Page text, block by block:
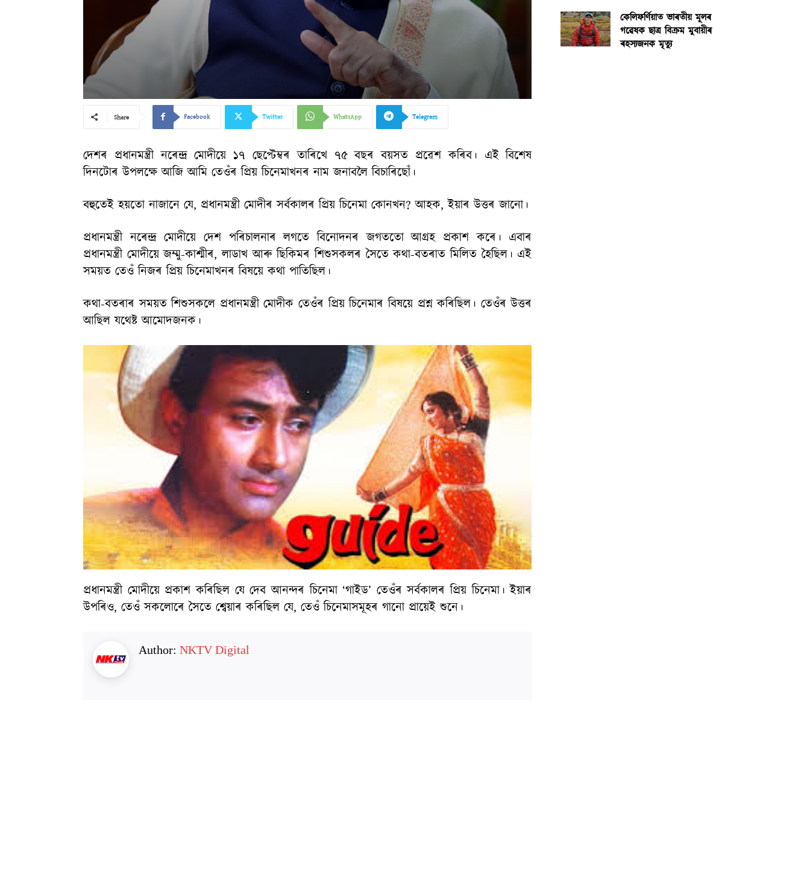
Share Facebook Twitter WhatsApp Telegram
দেশৰ প্ৰধানমন্ত্ৰী নৰেন্দ্ৰ মোদীয়ে ১৭ ছেপ্টেম্বৰ তাৰিখে ৭৫ বছৰ বয়সত প্ৰৱেশ কৰিব। এই বিশেষ
দিনটোৰ উপলক্ষে আজি আমি তেওঁৰ প্ৰিয় চিনেমাখনৰ নাম জনাবলৈ বিচাৰিছোঁ।
বহুতেই হয়তো নাজানে যে, প্ৰধানমন্ত্ৰী মোদীৰ সৰ্বকালৰ প্ৰিয় চিনেমা কোনখন? আহক, ইয়াৰ উত্তৰ জানো।
প্ৰধানমন্ত্ৰী নৰেন্দ্ৰ মোদীয়ে দেশ পৰিচালনাৰ লগতে বিনোদনৰ জগততো আগ্ৰহ প্ৰকাশ কৰে। এবাৰ
প্ৰধানমন্ত্ৰী মোদীয়ে জম্মু-কাশ্মীৰ, লাডাখ আৰু ছিকিমৰ শিশুসকলৰ সৈতে কথা-বতৰাত মিলিত হৈছিল। এই
সময়ত তেওঁ নিজৰ প্ৰিয় চিনেমাখনৰ বিষয়ে কথা পাতিছিল।
কথা-বতৰাৰ সময়ত শিশুসকলে প্ৰধানমন্ত্ৰী মোদীক তেওঁৰ প্ৰিয় চিনেমাৰ বিষয়ে প্ৰশ্ন কৰিছিল। তেওঁৰ উত্তৰ
আছিল যথেষ্ট আমোদজনক।
প্ৰধানমন্ত্ৰী মোদীয়ে প্ৰকাশ কৰিছিল যে দেব আনন্দৰ চিনেমা ‘গাইড’ তেওঁৰ সৰ্বকালৰ প্ৰিয় চিনেমা। ইয়াৰ
উপৰিও, তেওঁ সকলোৰে সৈতে শ্বেয়াৰ কৰিছিল যে, তেওঁ চিনেমাসমূহৰ গানো প্ৰায়েই শুনে।
Author: NKTV Digital
কেলিফৰ্ণিয়াত ভাৰতীয় মূলৰ
গৱেষক ছাত্ৰ বিক্ৰম মুবায়ীৰ
ৰহস্যজনক মৃত্যু